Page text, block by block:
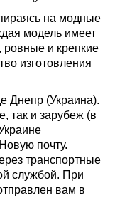
на модные
модель имеет
ровные и крепкие
изготовления
Днепр (Украина).
так и зарубеж (в
почту.
транспортные
службой. При
вам в